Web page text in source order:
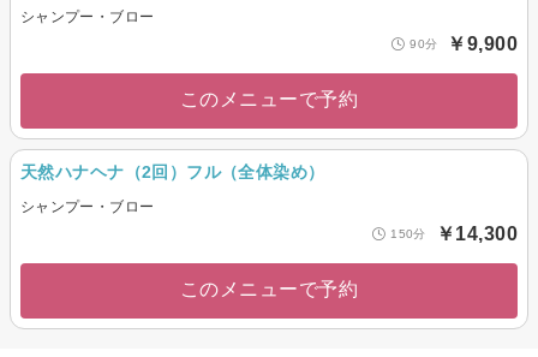
シャンプー・ブロー
90分 ￥9,900
このメニューで予約
天然ハナヘナ（2回）フル（全体染め）
シャンプー・ブロー
150分 ￥14,300
このメニューで予約